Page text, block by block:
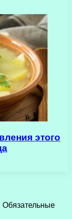
этого
Обязательные